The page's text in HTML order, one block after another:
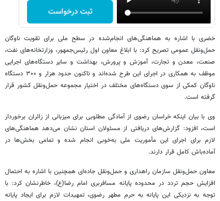
ثبت درخواست
خضری با اشاره به هماهنگی‌های انجام‌شده در سطح ملی برای تقویت ناوگان
حمل‌ونقل عمومی تصریح کرد: با ابلاغ معاون اول رئیس‌جمهور، وزارتخانه‌های نفت،
صنعت، معدن و تجارت، آموزش و پرورش، بهداشت و سایر دستگاه‌های اجرایی
موظف به همکاری در اجرای این طرح شده‌اند و تاکنون حدود هزار و ۳۰۰ دستگاه
ناوگان کمکی از سوی دستگاه‌های مختلف در اختیار مجموعه حمل‌ونقل کشور قرار
گرفته است.
وی با بیان اینکه خراسان رضوی از آمادگی مطلوبی برای میزبانی از زائران برخوردار
است، افزود: گزارش‌های دریافتی از مسئولان استان نشان می‌دهد هماهنگی‌های
لازم برای اجرای این مأموریت ملی به‌خوبی انجام شده و تمامی بخش‌ها در
آماده‌باش کامل قرار دارند.
معاون حمل‌ونقل سازمان راهداری و حمل‌ونقل جاده‌ای همچنین با اشاره به احتمال
افزایش حجم تردد در محدوده پایانه مسافربری امام رضا(ع)، خاطرنشان کرد: با
توجه به نزدیکی این پایانه به حرم مطهر رضوی، تمهیدات لازم برای ایجاد پایانه